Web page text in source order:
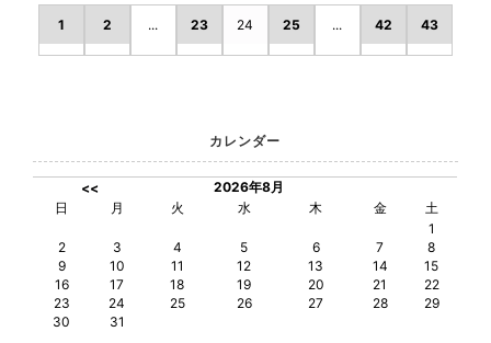
1 2 ... 23 24 25 ... 42 43
カレンダー
<<
2026年8月
日
月 火 水 木 金
土
1
2
3 4 5 6 7
8
9
10 11 12 13 14
15
16
17 18 19 20 21
22
23
24 25 26 27 28
29
30
31